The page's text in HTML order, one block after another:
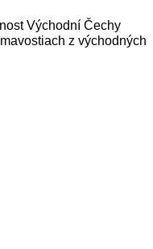
Východní Čechy
z východných